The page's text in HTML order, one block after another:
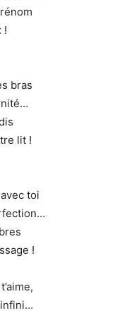
!
bras
lit !
toi
!